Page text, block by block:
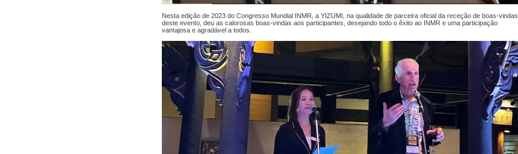
Nesta edição de 2023 do Congresso Mundial INMR, a YIZUMI, na qualidade de parceira oficial da receção de boas-vindas
deste evento, deu as calorosas boas-vindas aos participantes, desejando todo o êxito ao INMR e uma participação
vantajosa e agradável a todos.